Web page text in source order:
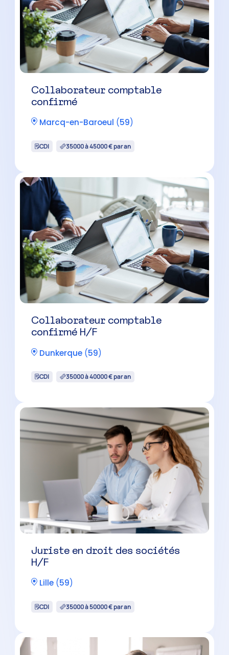
Collaborateur comptable
confirmé
Marcq-en-Baroeul (59)
CDI 35000 à 45000 € par an
Collaborateur comptable
confirmé H/F
Dunkerque (59)
CDI 35000 à 40000 € par an
Juriste en droit des sociétés
H/F
Lille (59)
CDI 35000 à 50000 € par an